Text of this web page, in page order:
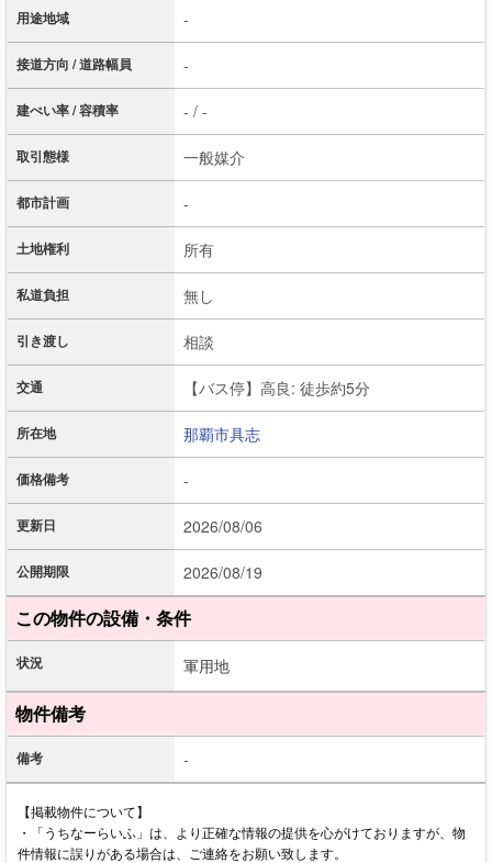
用途地域 -
接道方向 / 道路幅員 -
建ぺい率 / 容積率 - / -
取引態様 一般媒介
都市計画 -
土地権利 所有
私道負担 無し
引き渡し 相談
交通 【バス停】高良: 徒歩約5分
所在地 那覇市具志
価格備考 -
更新日 2026/08/06
公開期限 2026/08/19
この物件の設備・条件
状況 軍用地
物件備考
備考 -
【掲載物件について】
・「うちなーらいふ」は、より正確な情報の提供を心がけておりますが、物
件情報に誤りがある場合は、ご連絡をお願い致します。